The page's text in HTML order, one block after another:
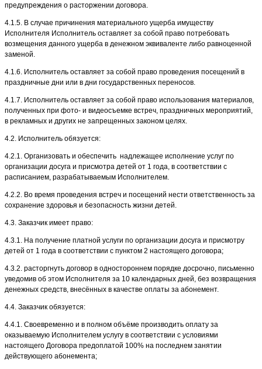
предупреждения о расторжении договора.
4.1.5. В случае причинения материального ущерба имуществу
Исполнителя Исполнитель оставляет за собой право потребовать
возмещения данного ущерба в денежном эквиваленте либо равноценной
заменой.
4.1.6. Исполнитель оставляет за собой право проведения посещений в
праздничные дни или в дни государственных переносов.
4.1.7. Исполнитель оставляет за собой право использования материалов,
полученных при фото- и видеосъемке встреч, праздничных мероприятий,
в рекламных и других не запрещенных законом целях.
4.2. Исполнитель обязуется:
4.2.1. Организовать и обеспечить надлежащее исполнение услуг по
организации досуга и присмотра детей от 1 года, в соответствии с
расписанием, разрабатываемым Исполнителем.
4.2.2. Во время проведения встреч и посещений нести ответственность за
сохранение здоровья и безопасность жизни детей.
4.3. Заказчик имеет право:
4.3.1. На получение платной услуги по организации досуга и присмотру
детей от 1 года в соответствии с пунктом 2 настоящего договора;
4.3.2. расторгнуть договор в одностороннем порядке досрочно, письменно
уведомив об этом Исполнителя за 10 календарных дней, без возвращения
денежных средств, внесённых в качестве оплаты за абонемент.
4.4. Заказчик обязуется:
4.4.1. Своевременно и в полном объёме производить оплату за
оказываемую Исполнителем услугу в соответствии с условиями
настоящего Договора предоплатой 100% на последнем занятии
действующего абонемента;